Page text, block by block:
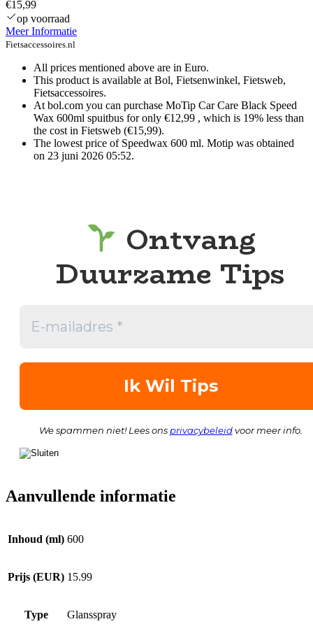
€15,99
op voorraad
Meer Informatie
Fietsaccessoires.nl
All prices mentioned above are in Euro.
This product is available at Bol, Fietsenwinkel, Fietsweb,
Fietsaccessoires.
At bol.com you can purchase MoTip Car Care Black Speed
Wax 600ml spuitbus for only €12,99 , which is 19% less than
the cost in Fietsweb (€15,99).
The lowest price of Speedwax 600 ml. Motip was obtained
on 23 juni 2026 05:52.
Ontvang
Duurzame Tips
We spammen niet! Lees ons privacybeleidvoor meer info.
Aanvullende informatie
Inhoud (ml) 600
Prijs (EUR) 15.99
Type Glansspray